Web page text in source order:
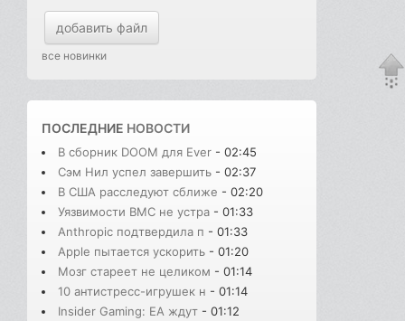
добавить файл
все новинки
ПОСЛЕДНИЕ НОВОСТИ
В сборник DOOM для Ever - 02:45
Сэм Нил успел завершить - 02:37
В США расследуют сближе - 02:20
Уязвимости BMC не устра - 01:33
Anthropic подтвердила п - 01:33
Apple пытается ускорить - 01:20
Мозг стареет не целиком - 01:14
10 антистресс-игрушек н - 01:14
Insider Gaming: EA ждут - 01:12